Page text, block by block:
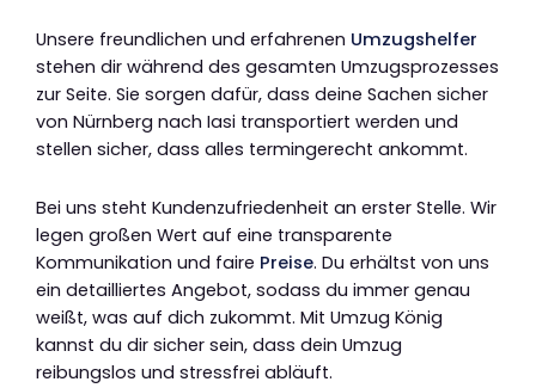
Unsere freundlichen und erfahrenen Umzugshelfer
stehen dir während des gesamten Umzugsprozesses
zur Seite. Sie sorgen dafür, dass deine Sachen sicher
von Nürnberg nach Iasi transportiert werden und
stellen sicher, dass alles termingerecht ankommt.
Bei uns steht Kundenzufriedenheit an erster Stelle. Wir
legen großen Wert auf eine transparente
Kommunikation und faire Preise. Du erhältst von uns
ein detailliertes Angebot, sodass du immer genau
weißt, was auf dich zukommt. Mit Umzug König
kannst du dir sicher sein, dass dein Umzug
reibungslos und stressfrei abläuft.